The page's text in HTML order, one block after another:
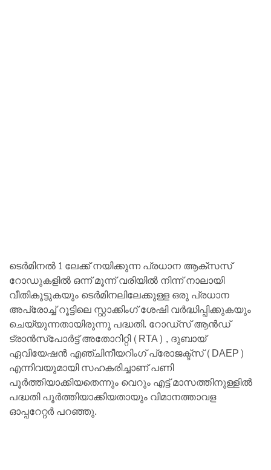
ടെർമിനൽ 1 ലേക്ക് നയിക്കുന്ന പ്രധാന ആക്‌സസ്
റോഡുകളിൽ ഒന്ന് മൂന്ന് വരിയിൽ നിന്ന് നാലായി
വീതികൂട്ടുകയും ടെർമിനലിലേക്കുള്ള ഒരു പ്രധാന
അപ്രോച്ച് റൂട്ടിലെ സ്റ്റാക്കിംഗ് ശേഷി വർദ്ധിപ്പിക്കുകയും
ചെയ്യുന്നതായിരുന്നു പദ്ധതി. റോഡ്സ് ആൻഡ്
ട്രാൻസ്പോർട്ട് അതോറിറ്റി (RTA) , ദുബായ്
ഏവിയേഷൻ എഞ്ചിനീയറിംഗ് പ്രോജക്ട്സ് (DAEP)
എന്നിവയുമായി സഹകരിച്ചാണ് പണി
പൂർത്തിയാക്കിയതെന്നും വെറും എട്ട് മാസത്തിനുള്ളിൽ
പദ്ധതി പൂർത്തിയാക്കിയതായും വിമാനത്താവള
ഓപ്പറേറ്റർ പറഞ്ഞു.